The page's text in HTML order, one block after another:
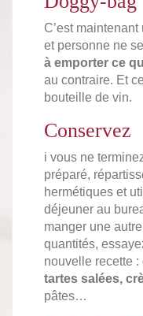
C’est
et personne ne
à emporter ce
au contraire. Et
bouteille de vin.
Conservez
i vous ne
préparé,
hermétiques et
déjeuner au
manger une
quantités,
nouvelle recette :
tartes salées,
pâtes…